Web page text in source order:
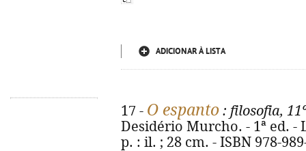
ADICIONAR À LISTA
17 - O espanto : filosofia,
Desidério Murcho. - 1ª ed. -
p. : il. ; 28 cm. - ISBN 978-